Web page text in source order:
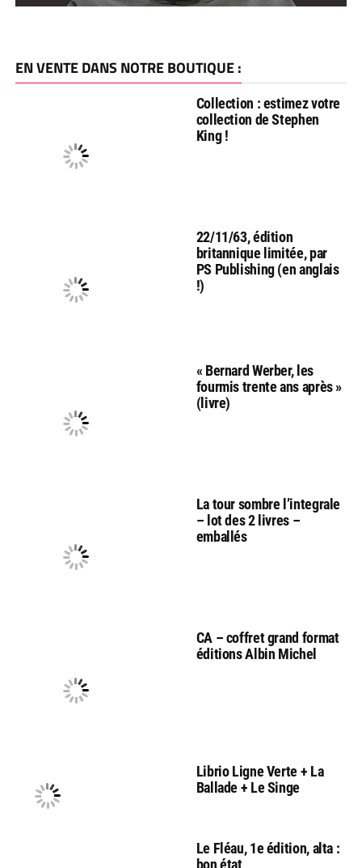
EN VENTE DANS NOTRE BOUTIQUE :
Collection : estimez votre
collection de Stephen
King !
22/11/63, édition
britannique limitée, par
PS Publishing (en anglais
!)
« Bernard Werber, les
fourmis trente ans après »
(livre)
La tour sombre l’integrale
– lot des 2 livres –
emballés
CA – coffret grand format
éditions Albin Michel
Librio Ligne Verte + La
Ballade + Le Singe
Le Fléau, 1e édition, alta :
bon état